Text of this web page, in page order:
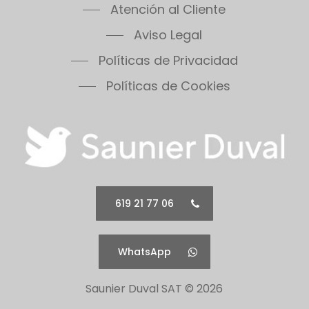
Atención al Cliente
Aviso Legal
Políticas de Privacidad
Políticas de Cookies
619 21 77 06
WhatsApp
Saunier Duval SAT ©2026